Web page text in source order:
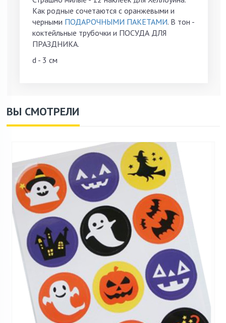
Как родные сочетаются с оранжевыми и
черными ПОДАРОЧНЫМИ ПАКЕТАМИ. В тон -
коктейльные трубочки и ПОСУДА ДЛЯ
ПРАЗДНИКА.
d - 3 см
ВЫ СМОТРЕЛИ